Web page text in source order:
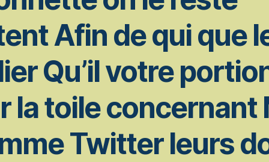
Afin de qui que
Qu’il votre
la toile concernant
Twitter leurs